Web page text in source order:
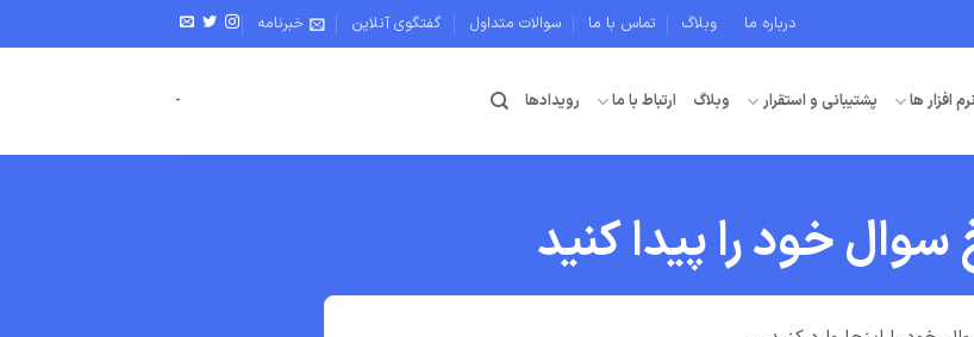
درباره ما وبلاگ تماس با ما سوالات متداول گفتگوی آنلاین خبرنامه
افزار ها پشتیبانی و استقرار وبلاگ ارتباط با ما رویدادها -
خود را پیدا کنید